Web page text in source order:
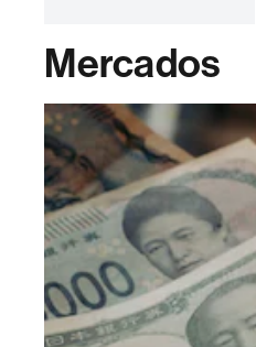
Mercados